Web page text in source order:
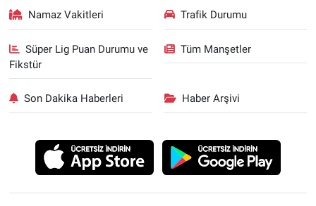
Namaz Vakitleri Trafik Durumu
Süper Lig Puan Durumu ve
Fikstür
Tüm Manşetler
Son Dakika Haberleri Haber Arşivi